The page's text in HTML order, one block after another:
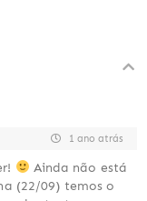
1 ano atrás
Ainda não está
(22/09) temos o